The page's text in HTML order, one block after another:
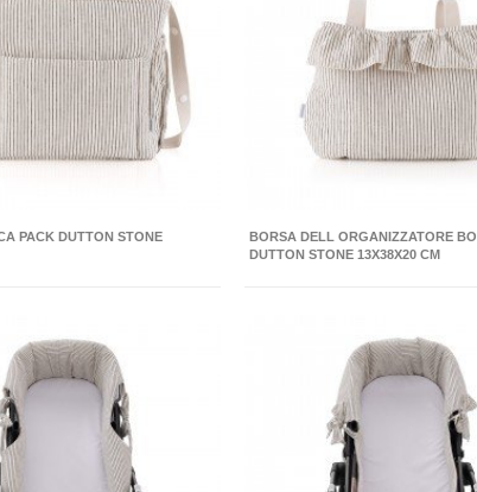
PACK DUTTON STONE
BORSA DELL ORGANIZZATORE
DUTTON STONE 13X38X20 CM